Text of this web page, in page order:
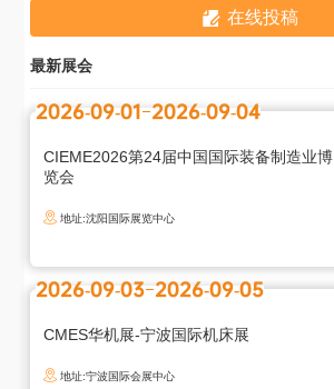
在线投稿
最新展会
2026-09-01 2026-09-04
CIEME2026第24届中国国际装备制造业博
览会
地址:沈阳国际展览中心
2026-09-03 2026-09-05
CMES华机展-宁波国际机床展
地址:宁波国际会展中心